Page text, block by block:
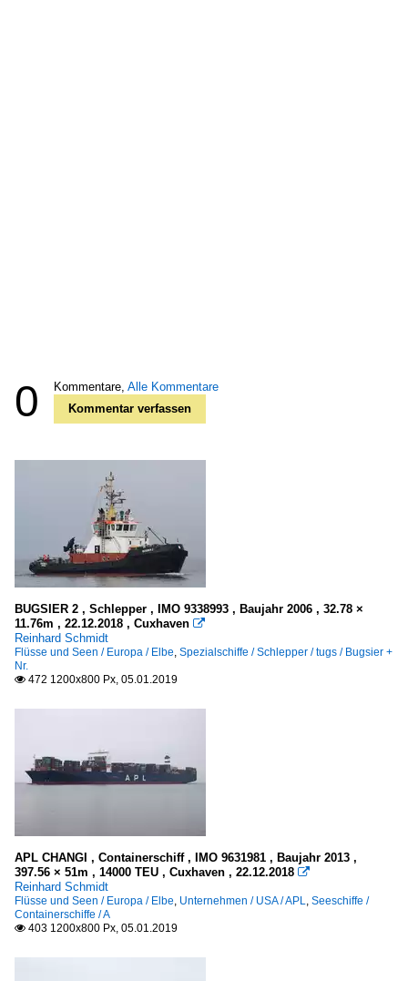
0 Kommentare, Alle Kommentare
Kommentar verfassen
BUGSIER 2 , Schlepper , IMO 9338993 , Baujahr 2006 , 32.78 ×
11.76m , 22.12.2018 , Cuxhaven 
Reinhard Schmidt
Flüsse und Seen / Europa / Elbe, Spezialschiffe / Schlepper / tugs / Bugsier +
Nr.
 472 1200x800 Px, 05.01.2019
APL CHANGI , Containerschiff , IMO 9631981 , Baujahr 2013 ,
397.56 × 51m , 14000 TEU , Cuxhaven , 22.12.2018 
Reinhard Schmidt
Flüsse und Seen / Europa / Elbe, Unternehmen / USA / APL, Seeschiffe /
Containerschiffe / A
 403 1200x800 Px, 05.01.2019